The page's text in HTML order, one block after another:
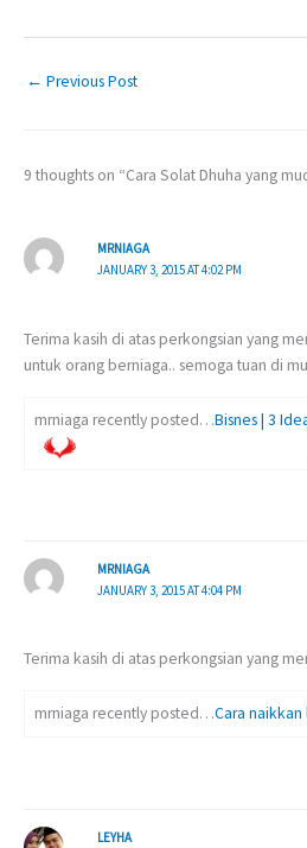
← Previous Post
9 thoughts on “Cara Solat Dhuha yang
MRNIAGA
JANUARY 3, 2015 AT 4:02 PM
Terima kasih di atas perkongsian yang
untuk orang berniaga.. semoga tuan di
mrniaga recently posted…Bisnes | 3
MRNIAGA
JANUARY 3, 2015 AT 4:04 PM
Terima kasih di atas perkongsian yang
mrniaga recently posted…Cara
LEYHA